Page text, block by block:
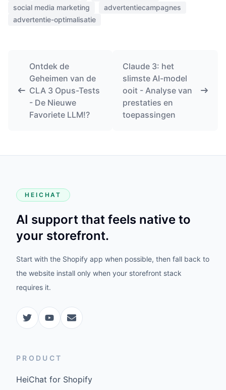
social media marketing
advertentiecampagnes
advertentie-optimalisatie
Ontdek de
Geheimen van de
CLA 3 Opus-Tests
- De Nieuwe
Favoriete LLM!?
Claude 3: het
slimste AI-model
ooit - Analyse van
prestaties en
toepassingen
HEICHAT
AI support that feels native to
your storefront.
Start with the Shopify app when possible, then fall back to
the website install only when your storefront stack
requires it.
PRODUCT
HeiChat for Shopify